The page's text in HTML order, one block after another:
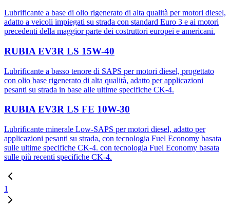
Lubrificante a base di olio rigenerato di alta qualità per motori diesel,
adatto a veicoli impiegati su strada con standard Euro 3 e ai motori
precedenti della maggior parte dei costruttori europei e americani.
RUBIA EV3R LS 15W-40
Lubrificante a basso tenore di SAPS per motori diesel, progettato
con olio base rigenerato di alta qualità, adatto per applicazioni
pesanti su strada in base alle ultime specifiche CK-4.
RUBIA EV3R LS FE 10W-30
Lubrificante minerale Low-SAPS per motori diesel, adatto per
applicazioni pesanti su strada, con tecnologia Fuel Economy basata
sulle ultime specifiche CK-4. con tecnologia Fuel Economy basata
sulle più recenti specifiche CK-4.
1